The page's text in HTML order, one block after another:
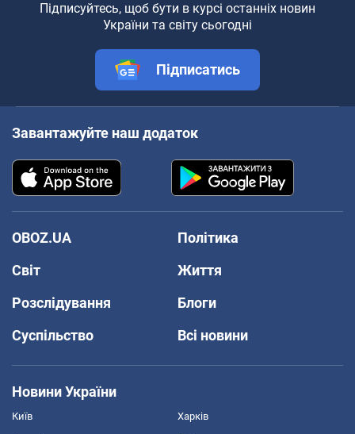
Підписуйтесь, щоб бути в курсі останніх новин
України та світу сьогодні
Підписатись
Завантажуйте наш додаток
OBOZ.UA
Політика
Світ
Життя
Розслідування
Блоги
Суспільство
Всі новини
Новини України
Київ Харків